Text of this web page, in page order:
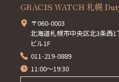
GRACIS WATCH 札幌
〒060-0003
北海道札幌市中央区北3条西
ビル1F
011-219-0889
11:00～19:30